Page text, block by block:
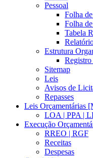
Pessoal
Folha
Folha
Tabela
Estrutura
Registro
Sitemap
Leis
Avisos de
Repasses
Leis Orçamentárias
LOA | PPA |
Execução
RREO | RGF
Receitas
Despesas